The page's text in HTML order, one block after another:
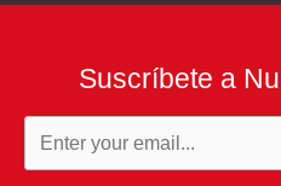
Suscríbete a